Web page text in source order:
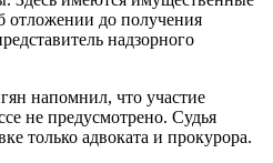
отложении до получения
надзорного
напомнил, что участие
не предусмотрено. Судья
только адвоката и прокурора.